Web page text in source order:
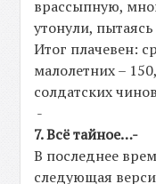
врассыпную,
утонули,
Итог плачевен:
малолетних –
солдатских
-
7. Всё тайное…-
В последнее
следующая